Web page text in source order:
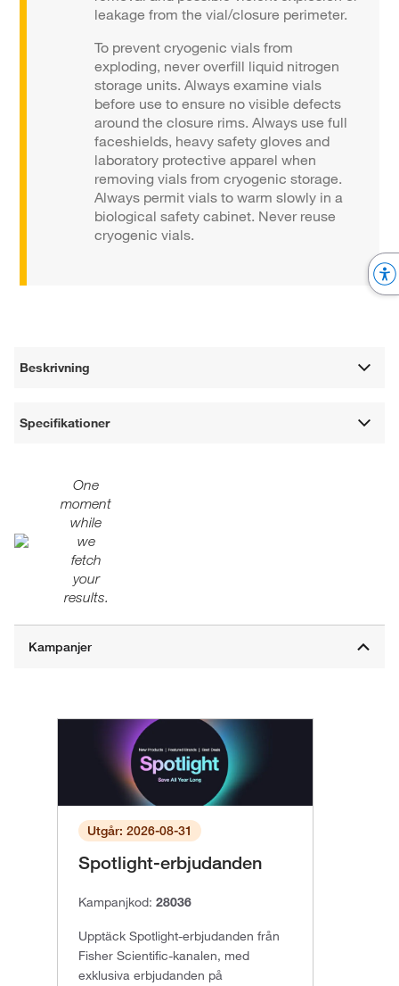
leakage from the vial/closure perimeter.
To prevent cryogenic vials from
exploding, never overfill liquid nitrogen
storage units. Always examine vials
before use to ensure no visible defects
around the closure rims. Always use full
faceshields, heavy safety gloves and
laboratory protective apparel when
removing vials from cryogenic storage.
Always permit vials to warm slowly in a
biological safety cabinet. Never reuse
cryogenic vials.
Beskrivning
Specifikationer
One
moment
while
we
fetch
your
results.
Utgår: 2026-08-31
Spotlight-erbjudanden
Kampanjkod: 28036
Upptäck Spotlight-erbjudanden från
Fisher Scientific-kanalen, med
exklusiva erbjudanden på